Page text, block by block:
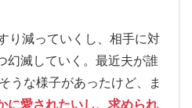
り減っていくし、相手に対
幻滅していく。最近夫が誰
うな様子があったけど、ま
に愛されたいし、求められ